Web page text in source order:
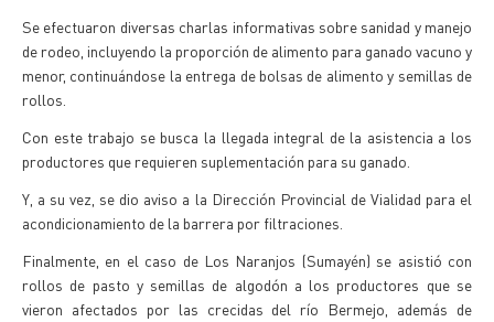
Se efectuaron diversas charlas informativas sobre sanidad y manejo
de rodeo, incluyendo la proporción de alimento para ganado vacuno y
menor, continuándose la entrega de bolsas de alimento y semillas de
rollos.
Con este trabajo se busca la llegada integral de la asistencia a los
productores que requieren suplementación para su ganado.
Y, a su vez, se dio aviso a la Dirección Provincial de Vialidad para el
acondicionamiento de la barrera por filtraciones.
Finalmente, en el caso de Los Naranjos (Sumayén) se asistió con
rollos de pasto y semillas de algodón a los productores que se
vieron afectados por las crecidas del río Bermejo, además de